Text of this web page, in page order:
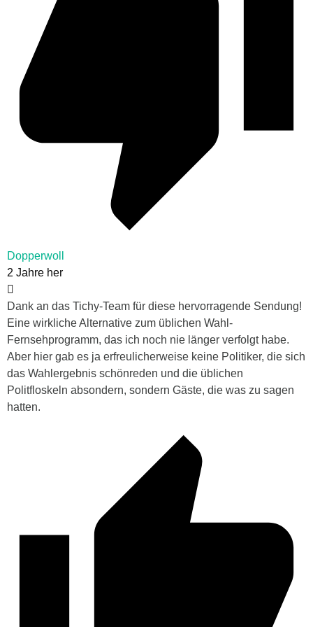
Dopperwoll
2 Jahre her
Dank an das Tichy-Team für diese hervorragende Sendung!
Eine wirkliche Alternative zum üblichen Wahl-
Fernsehprogramm, das ich noch nie länger verfolgt habe.
Aber hier gab es ja erfreulicherweise keine Politiker, die sich
das Wahlergebnis schönreden und die üblichen
Politfloskeln absondern, sondern Gäste, die was zu sagen
hatten.